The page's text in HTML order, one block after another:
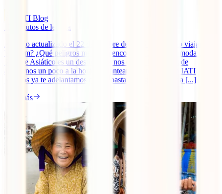
IATI Blog
minutos de lectura
Artículo actualizado el 22 de octubre de 2025 ¿Es seguro viajar a
Vietnam? ¿Qué peligros me voy a encontrar? El país de moda del
Sudeste Asiático es un destino que nos queda lejos y puede
asustarnos un poco a la hora de plantearnos un viaje. En IATI
Seguros ya te adelantamos que es bastante seguro viajar a [...]
Leer más